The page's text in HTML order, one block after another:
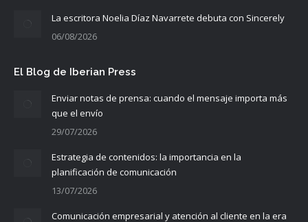
La escritora Noelia Díaz Navarrete debuta con Sincerely
06/08/2026
El Blog de Iberian Press
Enviar notas de prensa: cuando el mensaje importa más
que el envío
29/07/2026
Estrategia de contenidos: la importancia en la
planificación de comunicación
13/07/2026
Comunicación empresarial y atención al cliente en la era